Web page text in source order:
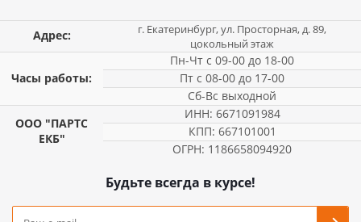
Адрес:
г. Екатеринбург, ул. Просторная, д. 89,
цокольный этаж
Часы работы:
Пн-Чт с 09-00 до 18-00
Пт с 08-00 до 17-00
Сб-Вс выходной
ООО "ПАРТС
ЕКБ"
ИНН: 6671091984
КПП: 667101001
ОГРН: 1186658094920
Будьте всегда в курсе!